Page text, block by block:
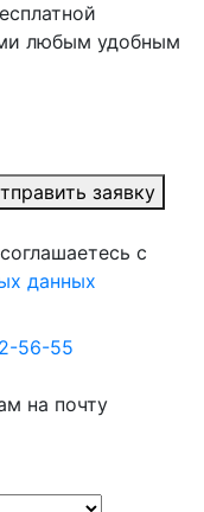
любым удобным
заявку
с
данных
56-55
на почту